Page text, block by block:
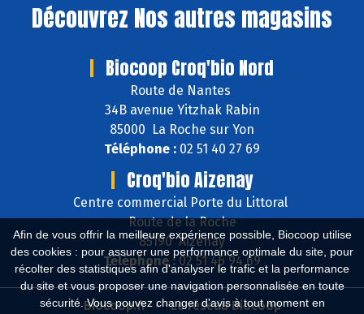
Afin de vous offrir la meilleure expérience possible, Biocoop utilise
des cookies : pour assurer une performance optimale du site, pour
récolter des statistiques afin d'analyser le trafic et la performance
du site et vous proposer une navigation personnalisée en toute
sécurité. Vous pouvez changer d'avis à tout moment en
Découvrez Nos autres magasins
Biocoop Croq'bio Nord
Route de Nantes
34B avenue Yitzhak Rabin
85000 La Roche sur Yon
Téléphone : 02 51 40 27 69
Croq'bio Aizenay
Centre commercial Porte du Littoral
Route de la Roche
85190 Aizenay
Téléphone : 02 51 46 94 69
Biocoop.fr Le réseau Biocoop